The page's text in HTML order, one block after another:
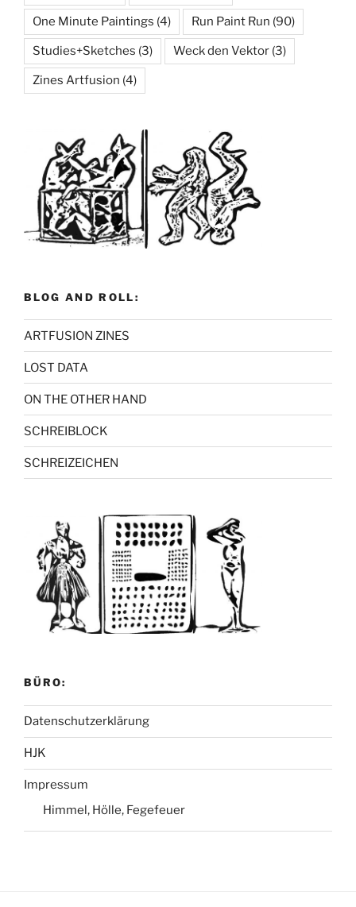
One Minute Paintings (4) Run Paint Run (90)
Studies+Sketches (3) Weck den Vektor (3)
Zines Artfusion (4)
BLOG AND ROLL:
ARTFUSION ZINES
LOST DATA
ON THE OTHER HAND
SCHREIBLOCK
SCHREIZEICHEN
BÜRO:
Datenschutzerklärung
HJK
Impressum
Himmel, Hölle, Fegefeuer